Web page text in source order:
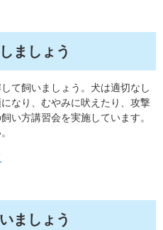
ましょう
て飼いましょう。犬は適切なし
なり、むやみに吠えたり、攻撃
い方講習会を実施しています。
ましょう